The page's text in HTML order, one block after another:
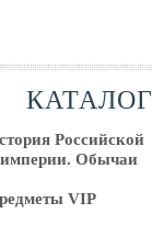
КАТАЛОГ
Российской
империи. Обычаи
VIP